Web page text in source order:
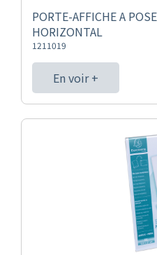
PORTE-AFFICHE A
HORIZONTAL
1211019
En voir +